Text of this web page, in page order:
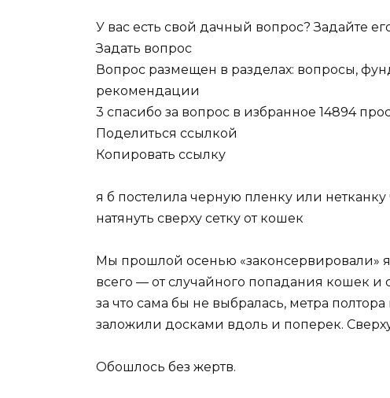
У вас есть свой дачный вопрос? Задайте
Задать вопрос
Вопрос размещен в разделах: вопросы,
рекомендации
3 спасибо за вопрос в избранное 14894
Поделиться ссылкой
Копировать ссылку
я б постелила черную пленку или
натянуть сверху сетку от кошек
Мы прошлой осенью «законсервировали»
всего — от случайного попадания кошек и
за что сама бы не выбралась, метра
заложили досками вдоль и поперек.
Обошлось без жертв.